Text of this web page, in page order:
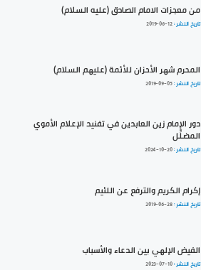
من معجزات الامام الصادق (عليه السلام)
تاريخ النشر :2019-06-12
المحرم شهر الأحزان للأئمة (عليهم السلام)
تاريخ النشر :2019-09-05
دور الإمام زين العابدين في تفنيد الإعلام الأموي
المضلِّل
تاريخ النشر :2024-10-20
إكرام الكريم والترفع عن اللئيم
تاريخ النشر :2019-06-28
الفيض الإلهي بين الدعاء والأسباب
تاريخ النشر :2023-07-10